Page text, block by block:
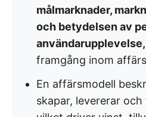
målmarknader,
och betydelsen av
användarupplevelse,
framgång inom
En affärsmodell
skapar, levererar